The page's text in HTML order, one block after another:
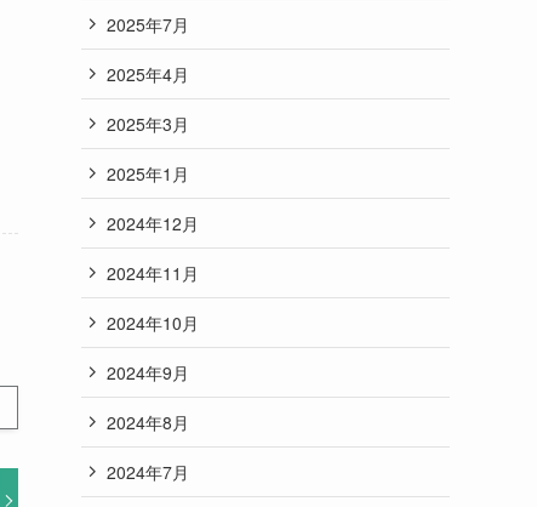
2025年7月
2025年4月
2025年3月
2025年1月
2024年12月
2024年11月
2024年10月
2024年9月
2024年8月
2024年7月